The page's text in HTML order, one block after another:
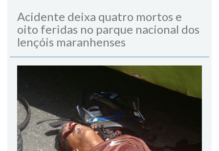
Acidente deixa quatro mortos e
oito feridas no parque nacional dos
lençóis maranhenses